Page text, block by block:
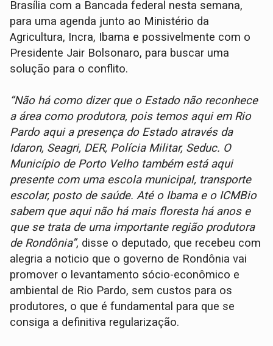
Brasília com a Bancada federal nesta semana,
para uma agenda junto ao Ministério da
Agricultura, Incra, Ibama e possivelmente com o
Presidente Jair Bolsonaro, para buscar uma
solução para o conflito.
“Não há como dizer que o Estado não reconhece
a área como produtora, pois temos aqui em Rio
Pardo aqui a presença do Estado através da
Idaron, Seagri, DER, Polícia Militar, Seduc. O
Município de Porto Velho também está aqui
presente com uma escola municipal, transporte
escolar, posto de saúde. Até o Ibama e o ICMBio
sabem que aqui não há mais floresta há anos e
que se trata de uma importante região produtora
de Rondônia”, disse o deputado, que recebeu com
alegria a noticio que o governo de Rondônia vai
promover o levantamento sócio-econômico e
ambiental de Rio Pardo, sem custos para os
produtores, o que é fundamental para que se
consiga a definitiva regularização.